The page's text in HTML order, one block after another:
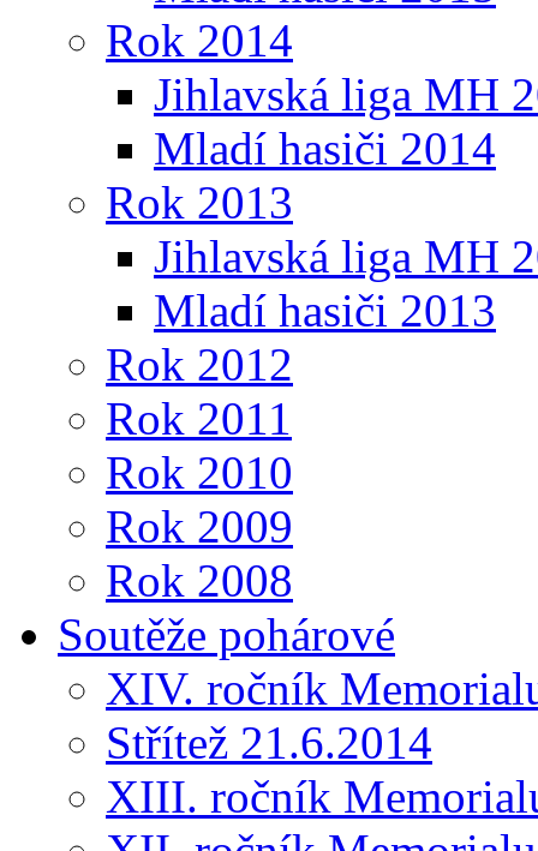
Rok 2014
Jihlavská liga MH
Mladí hasiči 2014
Rok 2013
Jihlavská liga MH
Mladí hasiči 2013
Rok 2012
Rok 2011
Rok 2010
Rok 2009
Rok 2008
Soutěže pohárové
XIV. ročník
Střítež 21.6.2014
XIII. ročník